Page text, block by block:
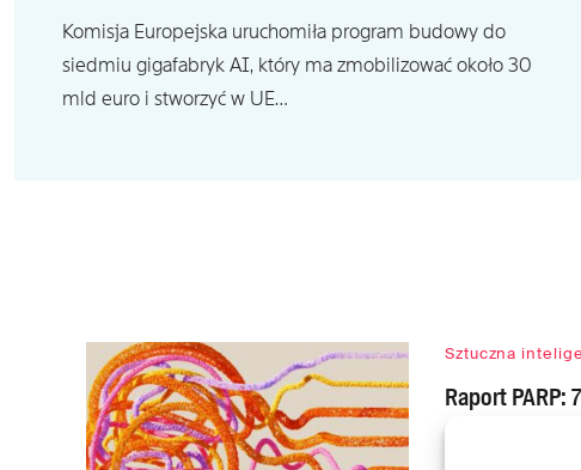
Komisja Europejska uruchomiła program budowy do
siedmiu gigafabryk AI, który ma zmobilizować około 30
mld euro i stworzyć w UE…
Sztuczna
Raport PARP:
Lęk przed